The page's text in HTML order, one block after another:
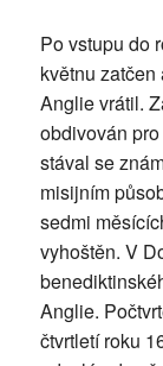
Po vstupu do
květnu
Anglie vrátil.
obdivován
stával se
misijním
sedmi
vyhoštěn. V
Anglie.
čtvrtletí roku